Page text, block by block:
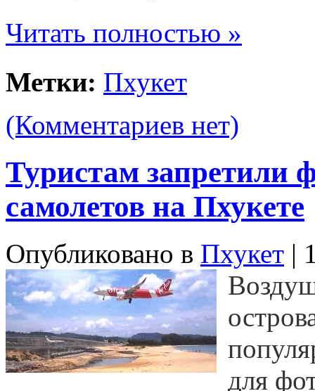
Читать полностью »
Метки: Пхукет
(Комментариев нет)
Туристам запретили
самолетов на Пхукете
Опубликовано в Пхукет |
для